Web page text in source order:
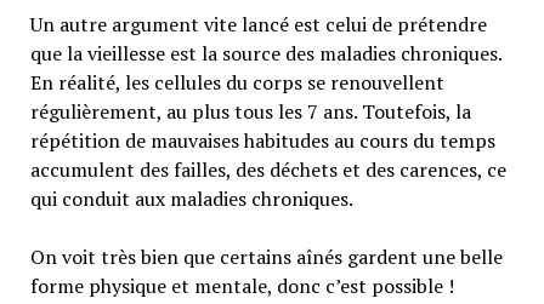
Un autre argument vite lancé est celui de prétendre
que la vieillesse est la source des maladies chroniques.
En réalité, les cellules du corps se renouvellent
régulièrement, au plus tous les 7 ans. Toutefois, la
répétition de mauvaises habitudes au cours du temps
accumulent des failles, des déchets et des carences, ce
qui conduit aux maladies chroniques.
On voit très bien que certains aînés gardent une belle
forme physique et mentale, donc c’est possible !